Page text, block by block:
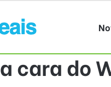
a cara do